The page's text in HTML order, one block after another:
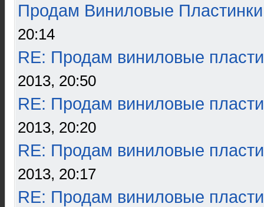
Продам Виниловые Пластинки
20:14
RE: Продам виниловые
2013, 20:50
RE: Продам виниловые
2013, 20:20
RE: Продам виниловые
2013, 20:17
RE: Продам виниловые